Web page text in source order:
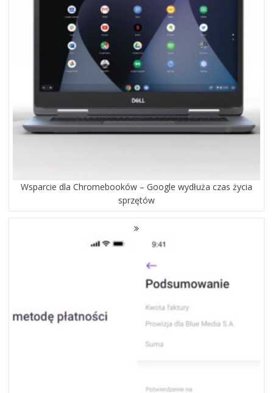
Wsparcie dla Chromebooków – Google wydłuża czas życia
sprzętów